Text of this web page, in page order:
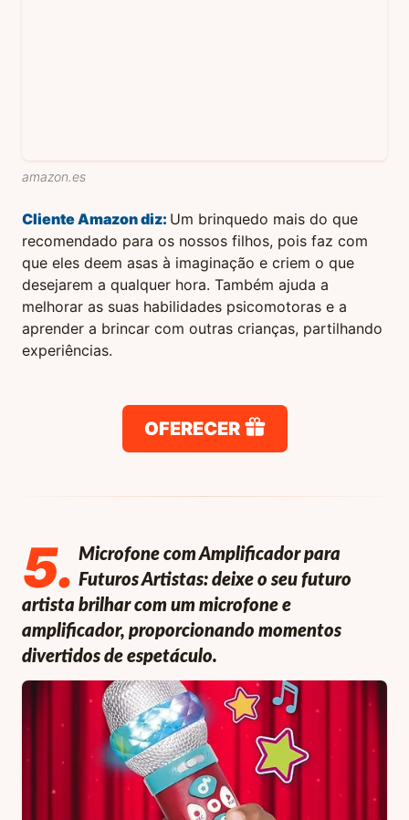
amazon.es
Cliente Amazondiz: Um brinquedo mais do que
recomendado para os nossos filhos, pois faz com
que eles deem asas à imaginação e criem o que
desejarem a qualquer hora. Também ajuda a
melhorar as suas habilidades psicomotoras e a
aprender a brincar com outras crianças, partilhando
experiências.
OFERECER
5. Microfone com Amplificador para
Futuros Artistas: deixe o seu futuro
artista brilhar com um microfone e
amplificador, proporcionando momentos
divertidos de espetáculo.